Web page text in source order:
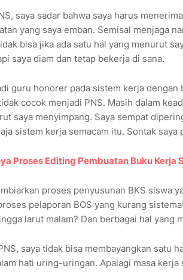
saya sadar bahwa saya harus
yang saya emban. Semisal menjaga
bisa jika ada satu hal yang menurut
saya diam dan tetap bekerja di sana.
guru honorer pada sistem kerja dengan
cocok menjadi PNS. Masih dalam
saya menyimpang. Saya sempat
sistem kerja semacam itu. Sontak saya
Proses Editing Pembuatan Buku Kerja
proses penyusunan BKS siswa
pelaporan BOS yang kurang
larut malam? Dan berbagai hal yang
saya tidak bisa membayangkan satu
hati uring-uringan. Apalagi masa